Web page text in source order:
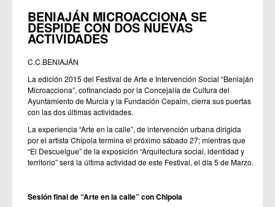
BENIAJÁN MICROACCIONA SE
DESPIDE CON DOS NUEVAS
ACTIVIDADES
C.C.BENIAJÁN
La edición 2015 del Festival de Arte e Intervención Social “Beniaján
Microacciona”, cofinanciado por la Concejalía de Cultura del
Ayuntamiento de Murcia y la Fundación Cepaim, cierra sus puertas
con las dos últimas actividades.
La experiencia “Arte en la calle”, de intervención urbana dirigida
por el artista Chipola termina el próximo sábado 27; mientras que
“El Descuelgue” de la exposición “Arquitectura social, identidad y
territorio” será la última actividad de este Festival, el día 5 de Marzo.
Sesión final de “Arte en la calle” con Chipola